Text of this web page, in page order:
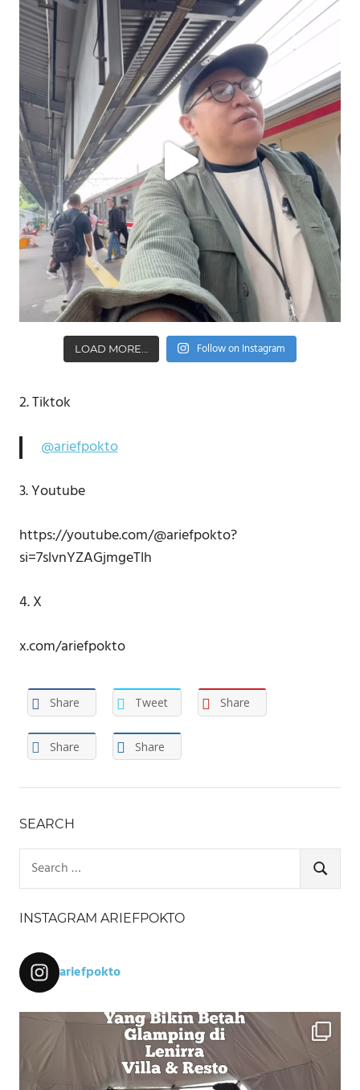
LOAD MORE… Follow on Instagram
2. Tiktok
@ariefpokto
3. Youtube
https://youtube.com/@ariefpokto?
si=7slvnYZAGjmgeTlh
4. X
x.com/ariefpokto
Share Tweet Share
Share Share
SEARCH
for:
SEARCH
INSTAGRAM ARIEFPOKTO
ariefpokto